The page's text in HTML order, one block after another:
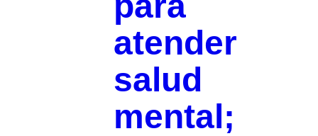
atender
salud
mental;